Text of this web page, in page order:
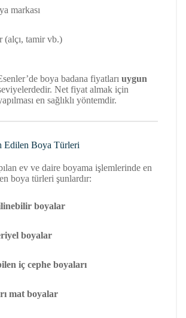
markası
(alçı, tamir vb.)
boya badana fiyatları uygun
Net fiyat almak için
en sağlıklı yöntemdir.
Edilen Boya Türleri
ev ve daire boyama işlemlerinde en
boya türleri şunlardır:
boyalar
boyalar
iç cephe boyaları
mat boyalar